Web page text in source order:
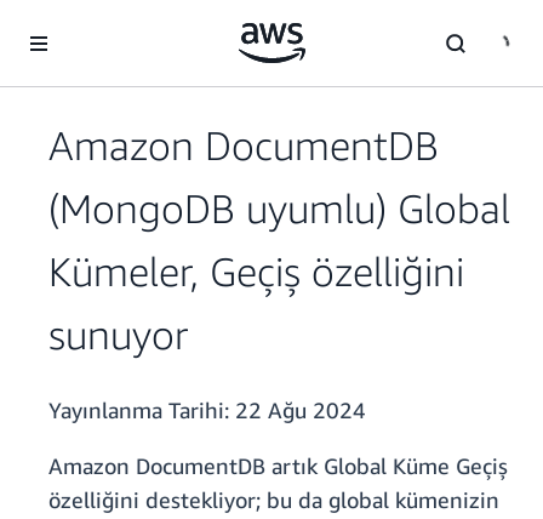
Amazon DocumentDB
(MongoDB uyumlu) Global
Kümeler, Geçiş özelliğini
sunuyor
Yayınlanma Tarihi: 22 Ağu 2024
Amazon DocumentDB artık Global Küme Geçiş
özelliğini destekliyor; bu da global kümenizin